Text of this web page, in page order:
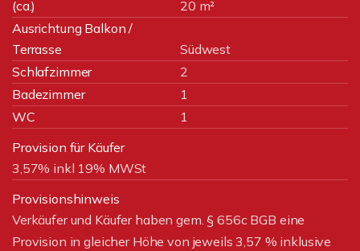
(ca.)
20 m²
Ausrichtung Balkon /
Terrasse
Südwest
Schlafzimmer
2
Badezimmer
1
WC
1
Provision für Käufer
3,57% inkl 19% MWSt
Provisionshinweis
Verkäufer und Käufer haben gem. § 656c BGB eine
Provision in gleicher Höhe von jeweils 3,57 % inklusive